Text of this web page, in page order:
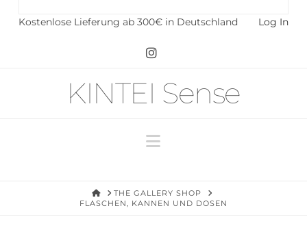
Kostenlose Lieferung ab 300€ in Deutschland Log In
KINTEI Sense
Navigation
HOMETHE GALLERY SHOP
FLASCHEN, KANNEN UND DOSEN